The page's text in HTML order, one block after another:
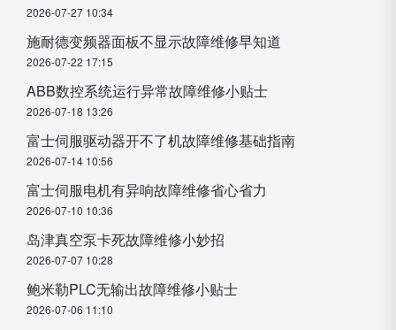
2026-07-27 10:34
施耐德变频器面板不显示故障维修早知道
2026-07-22 17:15
ABB数控系统运行异常故障维修小贴士
2026-07-18 13:26
富士伺服驱动器开不了机故障维修基础指南
2026-07-14 10:56
富士伺服电机有异响故障维修省心省力
2026-07-10 10:36
岛津真空泵卡死故障维修小妙招
2026-07-07 10:28
鲍米勒PLC无输出故障维修小贴士
2026-07-06 11:10